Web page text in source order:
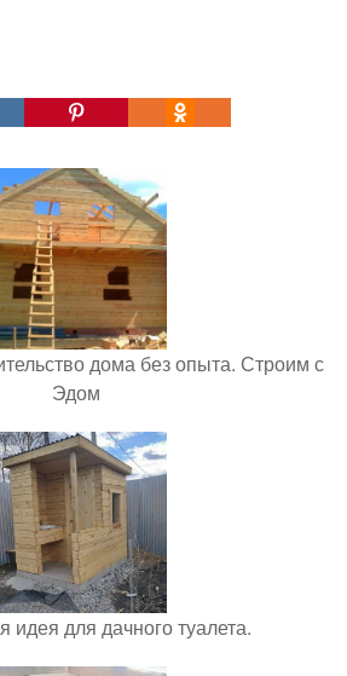
дома без опыта. Строим с
Эдом
идея для дачного туалета.